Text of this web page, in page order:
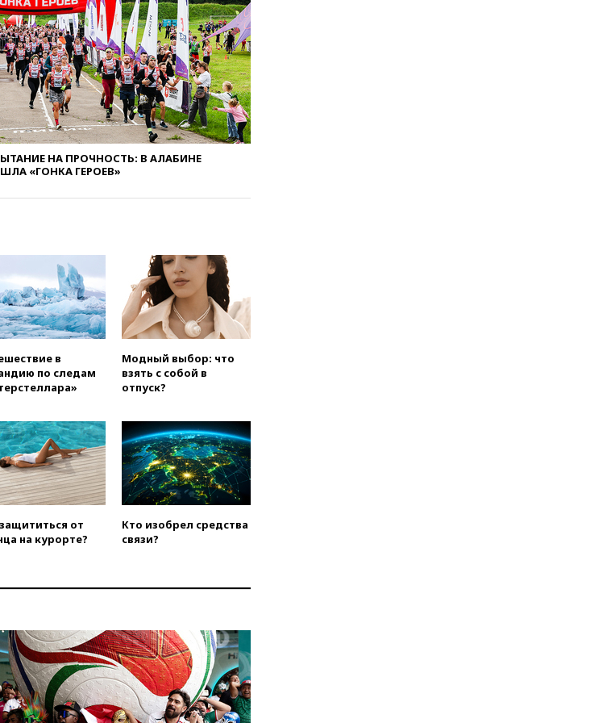
погибла во Французских
Альпах
вчера, 19:00
Открытое
горение на складе в Брянске
ликвидировано
вчера, 18:55Минобороны
отчиталось об ударах по двум
украинским сухогрузам в
Черном море
вчера, 18:47
чемпионами на олимпиаде по
погибли в результате удара
ВСУ по многоэтажке в Керчи
вчера, 18:25Беспилотник
атаковал турецкий сухогруз у
побережья Новороссийска
Китая и России вырос в этом
году более чем на четверть
Белгородскую область
вчера, 17:48Bloomberg:
авиакомпании США обязали
проверить самолеты Boeing на
наличие трещин
вчера, 17:35 В Казани
пятилетний ребенок погиб при
вчера, 17:17Bloomberg:
самоубийств своих служащих
вчера, 17:00Сняты
ограничения на полеты в
аэропорту Геленджика
вчера, 16:50В Братиславе
НА ПРОЧНОСТЬ: В АЛАБИНЕ
«ГОНКА ГЕРОЕВ»
в
по следам
Модный выбор: что
взять с собой в
отпуск?
от
на курорте?
Кто изобрел средства
связи?